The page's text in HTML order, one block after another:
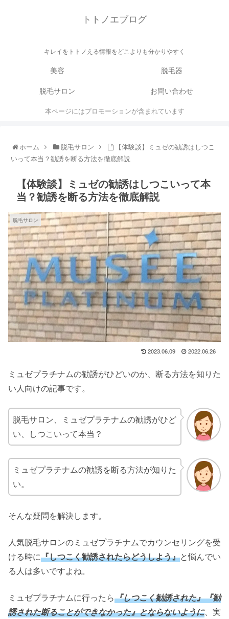
トトノエブログ
キレイをトトノえる情報をどこよりも分かりやすく
美容
脱毛器
脱毛サロン
お問い合わせ
本ページにはプロモーションが含まれています
ホーム 脱毛サロン
【体験談】ミュゼの勧誘はしつこ
いって本当？勧誘を断る方法を徹底解説
【体験談】ミュゼの勧誘はしつこいって本
当？勧誘を断る方法を徹底解説
脱毛サロン
2023.06.09 2022.06.26
ミュゼプラチナムの勧誘がひどいのか、断る方法を知りた
い人向けの記事です。
脱毛サロン、ミュゼプラチナムの勧誘がひど
い、しつこいって本当？
ミュゼプラチナムの勧誘を断る方法が知りた
い。
そんな疑問を解決します。
人気脱毛サロンのミュゼプラチナムでカウンセリングを受
ける時に『しつこく勧誘されたらどうしよう』と悩んでい
る人は多いですよね。
ミュゼプラチナムに行ったら『しつこく勧誘された』『勧
誘された断ることができなかった』とならないように、実